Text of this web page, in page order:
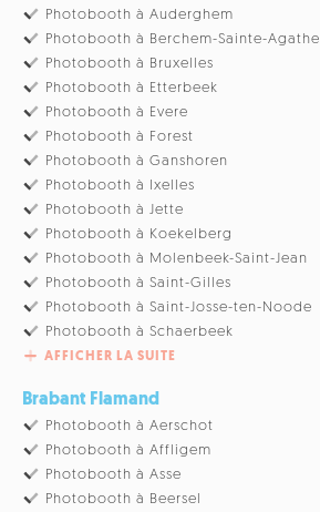
Photobooth à Auderghem
Photobooth à Berchem-Sainte-Agathe
Photobooth à Bruxelles
Photobooth à Etterbeek
Photobooth à Evere
Photobooth à Forest
Photobooth à Ganshoren
Photobooth à Ixelles
Photobooth à Jette
Photobooth à Koekelberg
Photobooth à Molenbeek-Saint-Jean
Photobooth à Saint-Gilles
Photobooth à Saint-Josse-ten-Noode
Photobooth à Schaerbeek
AFFICHER LA SUITE
Brabant Flamand
Photobooth à Aerschot
Photobooth à Affligem
Photobooth à Asse
Photobooth à Beersel